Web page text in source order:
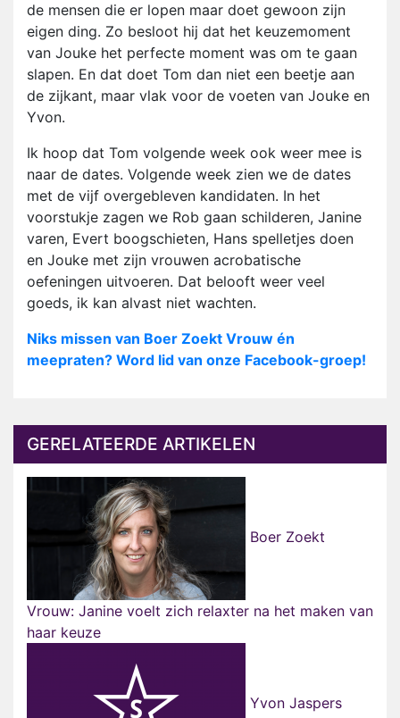
de mensen die er lopen maar doet gewoon zijn
eigen ding. Zo besloot hij dat het keuzemoment
van Jouke het perfecte moment was om te gaan
slapen. En dat doet Tom dan niet een beetje aan
de zijkant, maar vlak voor de voeten van Jouke en
Yvon.
Ik hoop dat Tom volgende week ook weer mee is
naar de dates. Volgende week zien we de dates
met de vijf overgebleven kandidaten. In het
voorstukje zagen we Rob gaan schilderen, Janine
varen, Evert boogschieten, Hans spelletjes doen
en Jouke met zijn vrouwen acrobatische
oefeningen uitvoeren. Dat belooft weer veel
goeds, ik kan alvast niet wachten.
Niks missen van Boer Zoekt Vrouw én
meepraten? Word lid van onze Facebook-groep!
GERELATEERDE ARTIKELEN
Boer Zoekt
Vrouw: Janine voelt zich relaxter na het maken van
haar keuze
Yvon Jaspers